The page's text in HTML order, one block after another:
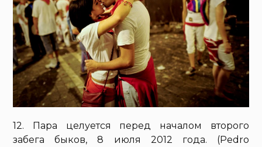
12. Пара целуется перед началом второго
забега быков, 8 июля 2012 года. (Pedro